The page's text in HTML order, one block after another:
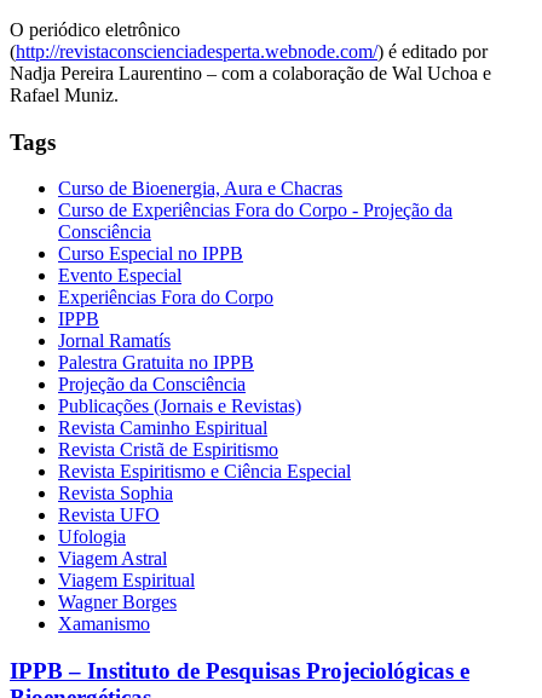
O periódico eletrônico
(http://revistaconscienciadesperta.webnode.com/) é editado por
Nadja Pereira Laurentino – com a colaboração de Wal Uchoa e
Rafael Muniz.
Tags
Curso de Bioenergia, Aura e Chacras
Curso de Experiências Fora do Corpo - Projeção da
Consciência
Curso Especial no IPPB
Evento Especial
Experiências Fora do Corpo
IPPB
Jornal Ramatís
Palestra Gratuita no IPPB
Projeção da Consciência
Publicações (Jornais e Revistas)
Revista Caminho Espiritual
Revista Cristã de Espiritismo
Revista Espiritismo e Ciência Especial
Revista Sophia
Revista UFO
Ufologia
Viagem Astral
Viagem Espiritual
Wagner Borges
Xamanismo
IPPB – Instituto de Pesquisas Projeciológicas e